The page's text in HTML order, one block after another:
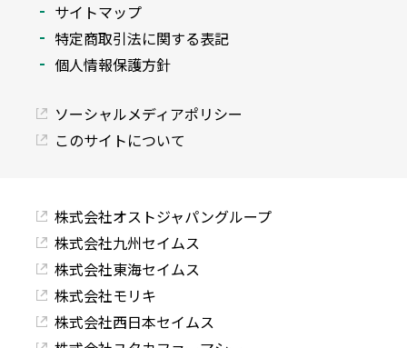
サイトマップ
特定商取引法に関する表記
個人情報保護方針
ソーシャルメディアポリシー
このサイトについて
株式会社オストジャパングループ
株式会社九州セイムス
株式会社東海セイムス
株式会社モリキ
株式会社西日本セイムス